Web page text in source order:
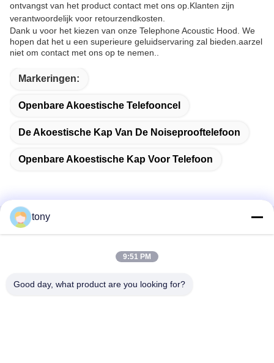
ontvangst van het product contact met ons op.Klanten zijn
verantwoordelijk voor retourzendkosten.
Dank u voor het kiezen van onze Telephone Acoustic Hood. We
hopen dat het u een superieure geluidservaring zal bieden.aarzel
niet om contact met ons op te nemen..
Markeringen:
Openbare Akoestische Telefooncel
De Akoestische Kap Van De Noiseprooftelefoon
Openbare Akoestische Kap Voor Telefoon
Snel contact
Zhihui Innovation Center, gebouw A, zaal 607, Shenzhen -
tony
9:51 PM
Good day, what product are you looking for?